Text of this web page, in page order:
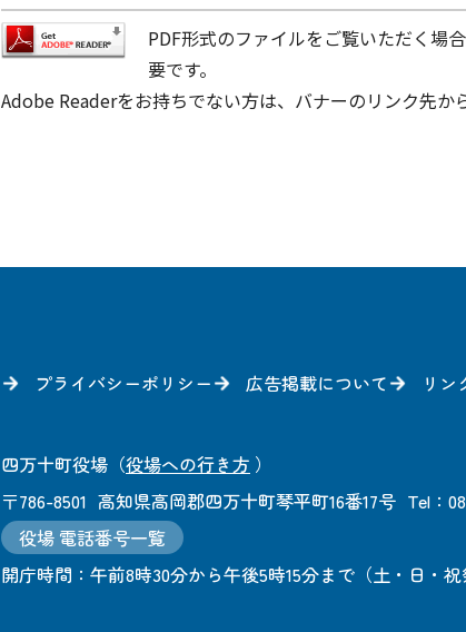
PDF形式のファイルをご覧いただく場
要です。
Adobe Readerをお持ちでない方は、バナーのリンク先か
プライバシーポリシー 広告掲載について リン
四万十町役場 （役場への行き方 ）
〒786-8501 高知県高岡郡四万十町琴平町16番17号 Tel：
役場 電話番号一覧
開庁時間： 午前8時30分から午後5時15分まで （土・日・